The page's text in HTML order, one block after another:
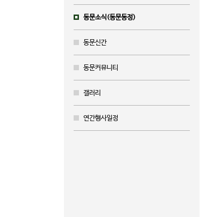
동문소식(동문동정)
동문신간
동문커뮤니티
갤러리
연간행사일정